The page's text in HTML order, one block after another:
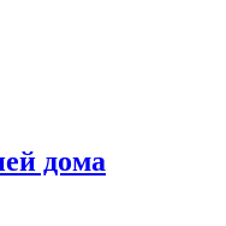
дома